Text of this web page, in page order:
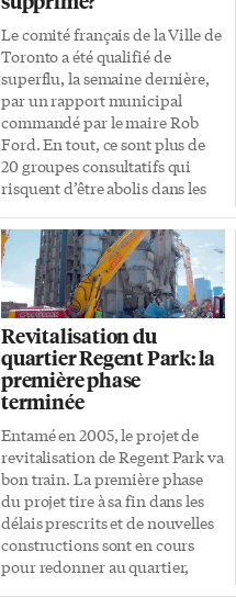
Le comité français de la Ville de
Toronto a été qualifié de
superflu, la semaine dernière,
par un rapport municipal
commandé par le maire Rob
Ford. En tout, ce sont plus de
20 groupes consultatifs qui
risquent d’être abolis dans les
faits, le Conseil municipal ne
compte pas établir de nouveau
le Comité français et souhaite le
mettre à la disposition de la
Direction de l’équité, de la
diversité et des droits de la
personne. «Le directeur
municipal Joe Pennachetti veut
mettre ce dossier entre les
mains de ce comité qui
décidera du sort du Comité […]
Revitalisation du
quartier Regent Park: la
première phase
terminée
Entamé en 2005, le projet de
revitalisation de Regent Park va
bon train. La première phase
du projet tire à sa fin dans les
délais prescrits et de nouvelles
constructions sont en cours
pour redonner au quartier,